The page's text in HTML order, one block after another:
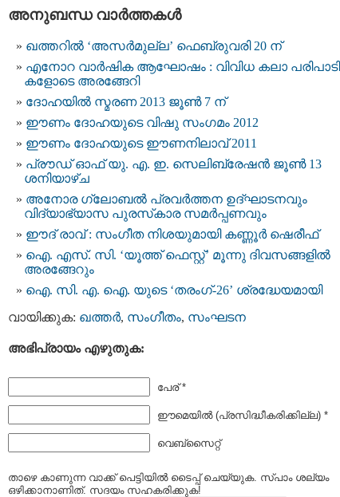
അനുബന്ധ വാര്‍ത്തകള്‍
ഖത്തറിൽ ‘അസർമുല്ല’ ഫെബ്രുവരി 20 ന്
എനോറ വാർഷിക ആഘോഷം : വിവിധ കലാ പരിപാടി
കളോടെ അരങ്ങേറി
ദോഹയിൽ സ്മരണ 2013 ജൂണ്‍ 7 ന്
ഈണം ദോഹയുടെ വിഷു സംഗമം 2012
ഈണം ദോഹയുടെ ഈണനിലാവ് 2011
പ്രൗഡ് ഓഫ് യു. എ. ഇ. സെലിബ്രേഷൻ ജൂൺ 13
ശനിയാഴ്ച
അനോര ഗ്ലോബൽ പ്രവർത്തന ഉദ്ഘാടനവും
വിദ്യാഭ്യാസ പുരസ്‌കാര സമർപ്പണവും
ഈദ് രാവ് : സംഗീത നിശയുമായി കണ്ണൂർ ഷെരീഫ്
ഐ. എസ്. സി. ‘യൂത്ത് ഫെസ്റ്റ്’ മൂന്നു ദിവസങ്ങളിൽ
അരങ്ങേറും
ഐ. സി. എ. ഐ. യുടെ ‘തരംഗ്-26’ ശ്രദ്ധേയമായി
വായിക്കുക: ഖത്തര്‍, സംഗീതം, സംഘടന
അഭിപ്രായം എഴുതുക:
പേര് *
ഈമെയില്‍ (പ്രസിദ്ധീകരിക്കില്ല) *
വെബ്സൈറ്റ്
താഴെ കാണുന്ന വാക്ക് പെട്ടിയില്‍ ടൈപ്പ്‌ ചെയ്യുക. സ്പാം ശല്യം
ഒഴിക്കാനാണിത്. സദയം സഹകരിക്കുക!